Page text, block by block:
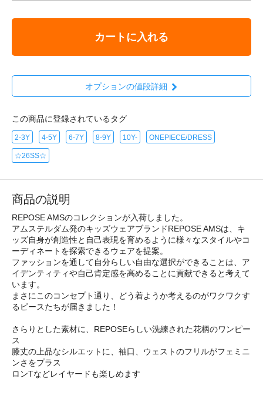
カートに入れる
オプションの値段詳細
この商品に登録されているタグ
2-3Y 4-5Y 6-7Y 8-9Y 10Y- ONEPIECE/DRESS
☆26SS☆
商品の説明
REPOSE AMSのコレクションが入荷しました。
アムステルダム発のキッズウェアブランドREPOSE AMSは、キ
ッズ自身が創造性と自己表現を育めるように様々なスタイルやコ
ーディネートを探索できるウェアを提案。
ファッションを通して自分らしい自由な選択ができることは、ア
イデンティティや自己肯定感を高めることに貢献できると考えて
います。
まさにこのコンセプト通り、どう着ようか考えるのがワクワクす
るピースたちが届きました！
さらりとした素材に、REPOSEらしい洗練された花柄のワンピー
ス
膝丈の上品なシルエットに、袖口、ウェストのフリルがフェミニ
ンさをプラス
ロンTなどレイヤードも楽しめます